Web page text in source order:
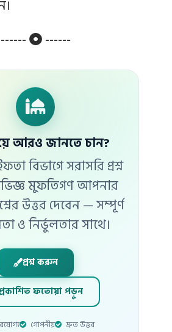
------
------
আরও জানতে চান?
বিভাগে সরাসরি প্রশ্ন
মুফতিগণ আপনার
উত্তর দেবেন — সম্পূর্ণ
ও নির্ভুলতার সাথে।
প্রশ্ন করুন
ফতোয়া পড়ুন
গোপনীয় দ্রুত উত্তর